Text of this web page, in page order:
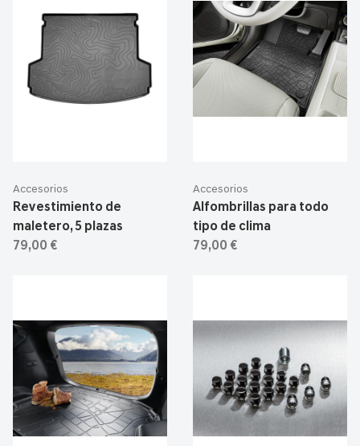
Accesorios
Revestimiento de
maletero, 5 plazas
79,00 €
Accesorios
Alfombrillas para todo
tipo de clima
79,00 €